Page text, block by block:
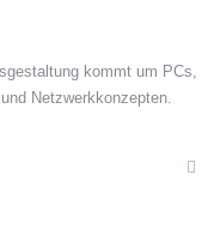
kommt um PCs,
Netzwerkkonzepten.